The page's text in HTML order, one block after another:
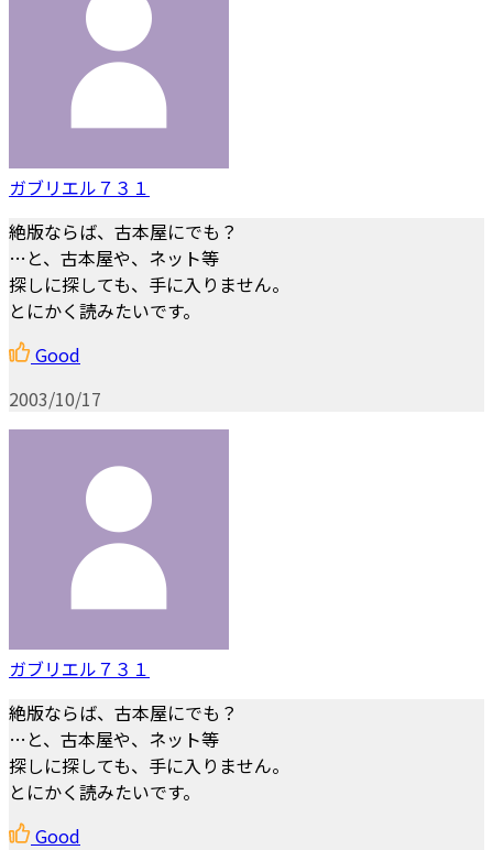
ガブリエル７３１
絶版ならば、古本屋にでも？
…と、古本屋や、ネット等
探しに探しても、手に入りません。
とにかく読みたいです。
Good
2003/10/17
ガブリエル７３１
絶版ならば、古本屋にでも？
…と、古本屋や、ネット等
探しに探しても、手に入りません。
とにかく読みたいです。
Good